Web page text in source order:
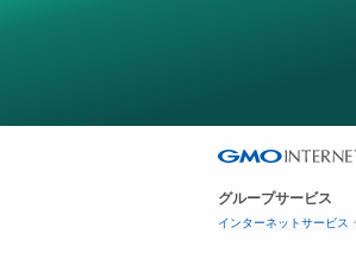
グループサービス
インターネットサービス